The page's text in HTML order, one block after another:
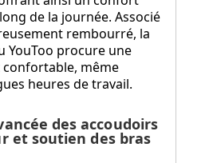
de la journée. Associé
rembourré, la
YouToo procure une
même
heures de travail.
des accoudoirs
et soutien des bras